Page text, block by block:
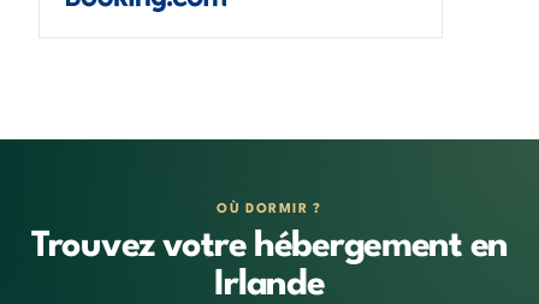
OÙ DORMIR ?
Trouvez votre hébergement en
Irlande